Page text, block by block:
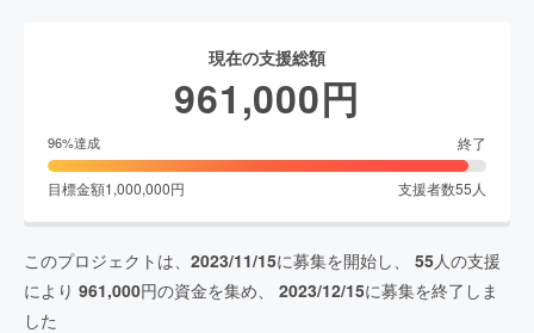
現在の支援総額
961,000円
96%達成 終了
目標金額1,000,000円 支援者数55 人
このプロジェクトは、 2023/11/15に募集を開始し、 55人の支援
により 961,000円の資金を集め、 2023/12/15に募集を終了しま
した